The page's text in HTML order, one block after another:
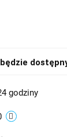
godziny